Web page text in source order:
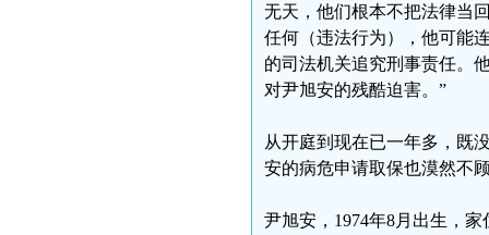
无天，他们根本不把法律当
任何（违法行为），他可能
的司法机关追究刑事责任。
对尹旭安的残酷迫害。”
从开庭到现在已一年多，既
安的病危申请取保也漠然不
尹旭安，1974年8月出生，